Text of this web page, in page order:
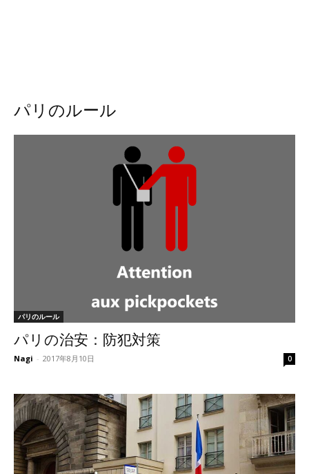
パリのルール
パリのルール
パリの治安：防犯対策
Nagi - 2017年8月10日 0